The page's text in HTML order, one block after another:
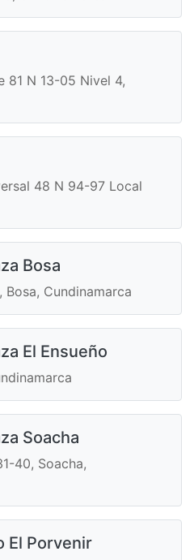
81 N 13-05 Nivel 4,
48 N 94-97 Local
Bosa
Cundinamarca
El Ensueño
Soacha
40, Soacha,
El Porvenir